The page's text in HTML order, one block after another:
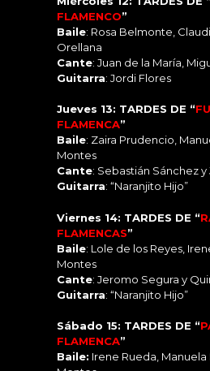
FLAMENCO”
Baile: Rosa Belmonte,
Orellana
Cante: Juan de la María,
Guitarra: Jordi Flores
Jueves 13: TARDES DE “
FLAMENCA”
Baile: Zaira Prudencio,
Montes
Cante: Sebastián Sánchez
Guitarra: “Naranjito Hijo”
Viernes 14: TARDES DE “
FLAMENCAS”
Baile: Lole de los Reyes,
Montes
Cante: Jeromo Segura y
Guitarra: “Naranjito Hijo”
Sábado 15: TARDES DE “
FLAMENCA”
Baile: Irene Rueda, Manuela